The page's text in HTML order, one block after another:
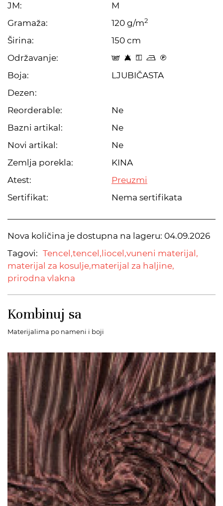
JM:
M
Gramaža:
120 g/m2
Širina:
150 cm
Održavanje:
s 8 y o C
Boja:
LJUBIČASTA
Dezen:
Reorderable:
Ne
Bazni artikal:
Ne
Novi artikal:
Ne
Zemlja porekla:
KINA
Atest:
Preuzmi
Sertifikat:
Nema sertifikata
Nova količina je dostupna na lageru: 04.09.2026
Tagovi: Tencel,tencel, liocel,vuneni materijal,
materijal za kosulje,materijal za haljine,
prirodna vlakna
Kombinuj sa
Materijalima po nameni i boji